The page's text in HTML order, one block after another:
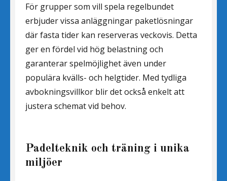
För grupper som vill spela regelbundet
erbjuder vissa anläggningar paketlösningar
där fasta tider kan reserveras veckovis. Detta
ger en fördel vid hög belastning och
garanterar spelmöjlighet även under
populära kvälls- och helgtider. Med tydliga
avbokningsvillkor blir det också enkelt att
justera schemat vid behov.
Padelteknik och träning i unika
miljöer